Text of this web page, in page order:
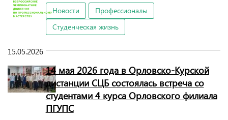
Новости
Профессионалы
Студенческая жизнь
15.05.2026
14 мая 2026 года в Орловско-Курской
дистанции СЦБ состоялась встреча со
студентами 4 курса Орловского филиала
ПГУПС